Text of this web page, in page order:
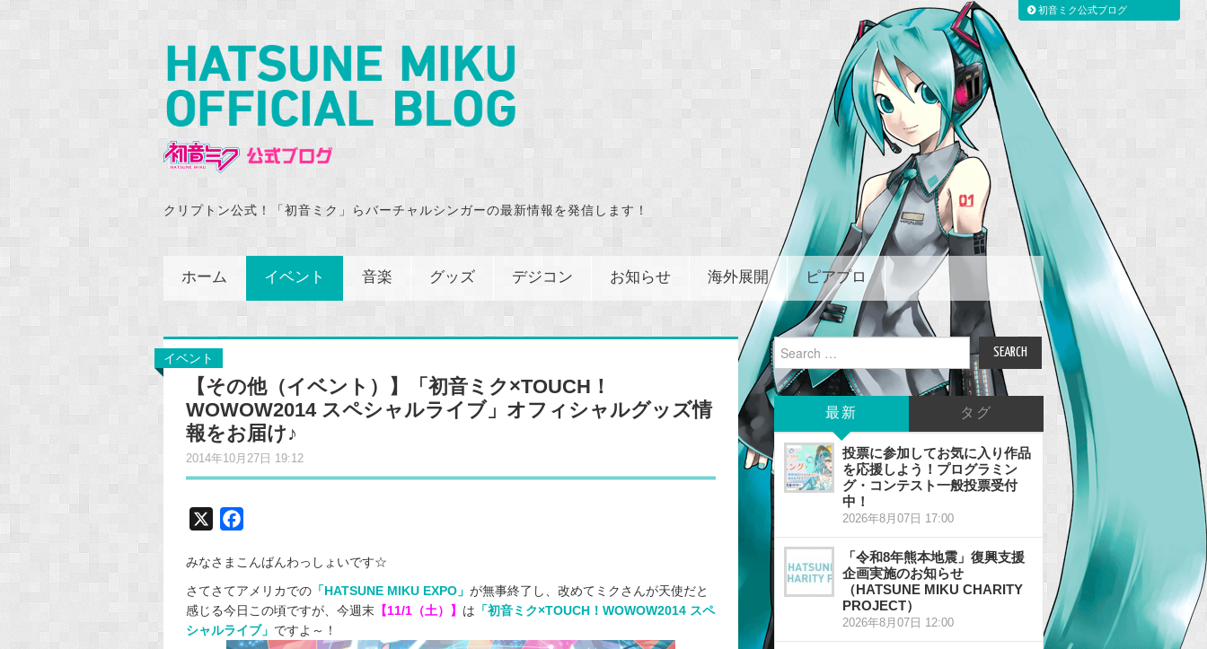
クリプトン公式！「初音ミク」らバーチャルシンガーの最新情報を発信します！
ホーム イベント 音楽 グッズ デジコン お知らせ 海外展開 ピアプロ
イベント
【その他（イベント）】「初音ミク×TOUCH！
WOWOW2014 スペシャルライブ」オフィシャルグッズ情
報をお届け♪
2014年10月27日 19:12
c
e
b
o
みなさまこんばんわっしょいです☆
さてさてアメリカでの 「HATSUNE MIKU EXPO」 が無事終了し、改めてミクさんが天使だと
感じる今日この頃ですが、今週末 【11/1（土）】 は 「初音ミク×TOUCH！WOWOW2014 スペ
シャルライブ」 ですよ～！
Search
for:
最新 タグ
投票に参加してお気に入り作品
を応援しよう！プログラミン
グ・コンテスト一般投票受付
中！
2026年8月07日 17:00
「令和8年熊本地震」復興支援
企画実施のお知らせ
（HATSUNE MIKU CHARITY
PROJECT）
2026年8月07日 12:00
初音ミク公式ブログ